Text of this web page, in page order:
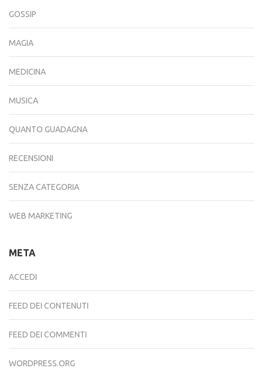
GOSSIP
MAGIA
MEDICINA
MUSICA
QUANTO GUADAGNA
RECENSIONI
SENZA CATEGORIA
WEB MARKETING
META
ACCEDI
FEED DEI CONTENUTI
FEED DEI COMMENTI
WORDPRESS.ORG